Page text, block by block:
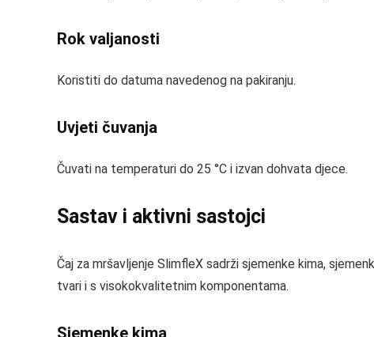
Rok valjanosti
Koristiti do datuma navedenog na pakiranju.
Uvjeti čuvanja
Čuvati na temperaturi do 25 °C i izvan dohvata djece.
Sastav i aktivni sastojci
Čaj za mršavljenje SlimfleX sadrži sjemenke kima,
tvari i s visokokvalitetnim komponentama.
Sjemenke kima